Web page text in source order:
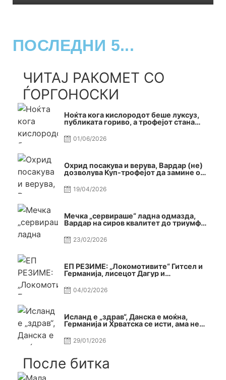
ПОСЛЕДНИ 5...
ЧИТАЈ РАКОМЕТ СО
ЃОРГОНОСКИ
Ноќта кога кислородот беше луксуз,
публиката гориво, а трофејот стана
01/06/2026
Охрид посакува и верува, Вардар (не)
дозволува Куп-трофејот да замине од
19/04/2026
Мечка „сервираше“ ладна одмазда,
Вардар на сиров квалитет до триумф
23/02/2026
ЕП РЕЗИМЕ: „Локомотивите“ Гитсел и
Германија, лисецот Дагур и
04/02/2026
Исланд е „здрав“, Данска е моќна,
Германија и Хрватска се исти, ама не
29/01/2026
После битка